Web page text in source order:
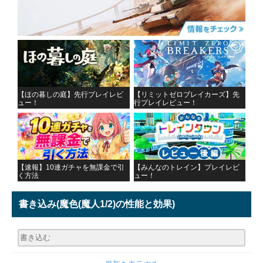
【ほの暮しの庭】先行プレイレビ
ュー！
【リミットゼロブレイカーズ】先
行プレイレビュー！
【速報】10連ガチャを無課金で引
く方法
【みんなのトレイン】プレイレビ
ュー！
書き込み(魔色(魔人1/2)の性能と効果)